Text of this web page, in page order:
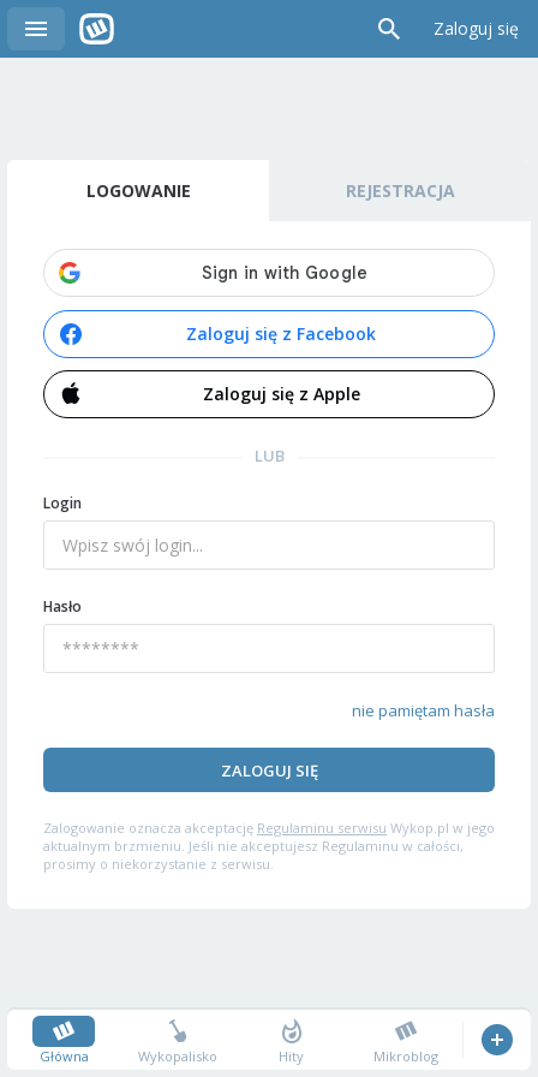
Zaloguj się
LOGOWANIE REJESTRACJA
Zaloguj się z Facebook
Zaloguj się z Apple
LUB
Login
Hasło
nie pamiętam hasła
ZALOGUJ SIĘ
Zalogowanie oznacza akceptację Regulaminu serwisu Wykop.pl w jego
aktualnym brzmieniu. Jeśli nie akceptujesz Regulaminu w całości,
prosimy o niekorzystanie z serwisu.
Główna Wykopalisko Hity Mikroblog